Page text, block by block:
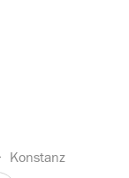
Konstanz